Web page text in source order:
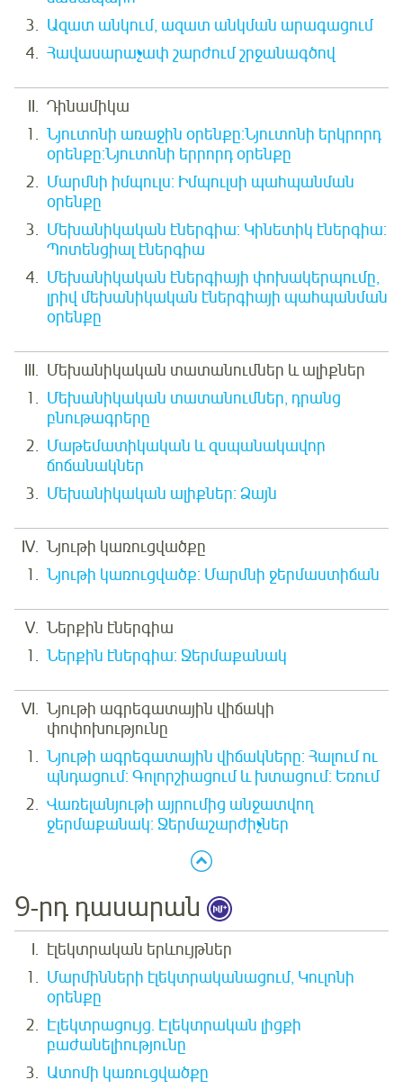
Ազատ անկում, ազատ անկման արագացում
Հավասարաչափ շարժում շրջանագծով
Դինամիկա
Նյուտոնի առաջին օրենքը:Նյուտոնի երկրորդ
օրենքը:Նյուտոնի երրորդ օրենքը
Մարմնի իմպուլս: Իմպուլսի պահպանման
օրենքը
Մեխանիկական էներգիա: Կինետիկ էներգիա:
Պոտենցիալ էներգիա
Մեխանիկական էներգիայի փոխակերպումը,
լրիվ մեխանիկական էներգիայի պահպանման
օրենքը
Մեխանիկական տատանումներ և ալիքներ
Մեխանիկական տատանումներ, դրանց
բնութագրերը
Մաթեմատիկական և զսպանակավոր
ճոճանակներ
Մեխանիկական ալիքներ: Ձայն
Նյութի կառուցվածքը
Նյութի կառուցվածք: Մարմնի ջերմաստիճան
Ներքին էներգիա
Ներքին էներգիա: Ջերմաքանակ
Նյութի ագրեգատային վիճակի
փոփոխությունը
Նյութի ագրեգատային վիճակները: Հալում ու
պնդացում: Գոլորշիացում և խտացում: Եռում
Վառելանյութի այրումից անջատվող
ջերմաքանակ: Ջերմաշարժիչներ
9-րդ դասարան
էլեկտրական երևույթներ
Մարմինների էլեկտրականացում, Կուլոնի
օրենքը
Էլեկտրացույց. Էլեկտրական լիցքի
բաժանելիությունը
Ատոմի կառուցվածքը